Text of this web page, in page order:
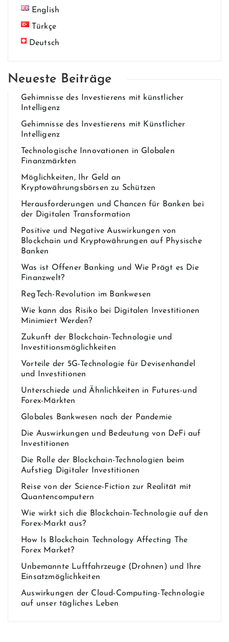
English
Türkçe
Deutsch
Neueste Beiträge
Gehim​nisse des Invest​ierens mit künstlich​er
Intelligenz
Gehim​nisse des Invest​ierens mit Künstlicher
Intelligenz
Technologische Innovationen in Globalen
Finanzmärkten
Möglichkeiten, Ihr Geld an
Kryptowährungsbörsen zu Schützen
Herausforderungen und Chancen für Banken bei
der Digitalen Transformation
Positive und Negative Auswirkungen von
Blockchain und Kryptowährungen auf Physische
Banken
Was ist Offener Banking und Wie Prägt es Die
Finanzwelt?
RegTech-Revolution im Bankwesen
Wie kann das Risiko bei Digitalen Investitionen
Minimiert Werden?
Zukunft der Blockchain-Technologie und
Investitionsmöglichkeiten
Vorteile der 5G-Technologie für Devisenhandel
und Investitionen
Unterschiede und Ähnlichkeiten in Futures-und
Forex-Märkten
Globales Bankwesen nach der Pandemie
Die Auswirkungen und Bedeutung von DeFi auf
Investitionen
Die Rolle der Blockchain-Technologien beim
Aufstieg Digitaler Investitionen
Reise von der Science-Fiction zur Realität mit
Quantencomputern
Wie wirkt sich die Blockchain-Technologie auf den
Forex-Markt aus?
How Is Blockchain Technology Affecting The
Forex Market?
Unbemannte Luftfahrzeuge (Drohnen) und Ihre
Einsatzmöglichkeiten
Auswirkungen der Cloud-Computing-Technologie
auf unser tägliches Leben